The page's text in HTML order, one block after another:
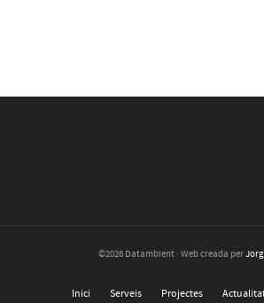
©2026 Datambient · Web creada per
Inici Serveis Projectes